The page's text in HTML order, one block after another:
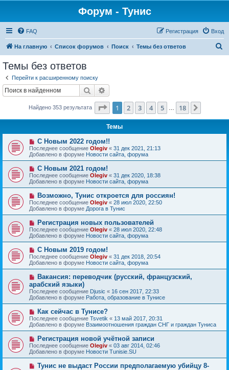
Форум - Тунис
FAQ Вход
Регистрация
На главную Список форумов Поиск Темы без ответов
Темы без ответов
Перейти к расширенному поиску
Поиск
Найдено 353 результата Страница из 18
1 2 3 4 5 18
Темы
Н
о
в
о
с
о
о
б
щ
е
н
и
е
С Новым 2022 годом!!
Последнее сообщение Olegiv « 31 дек 2021, 21:13
Добавлено в форуме Новости сайта, форума
Н
о
в
о
е
с
о
о
б
щ
е
н
и
е
С Новым 2021 годом!
Последнее сообщение Olegiv « 31 дек 2020, 18:38
Добавлено в форуме Новости сайта, форума
Н
о
в
о
е
с
о
о
б
щ
е
н
и
е
Возможно, Тунис откроется для россиян!
Последнее сообщение Olegiv « 28 июл 2020, 22:50
Добавлено в форуме Дорога в Тунис
Н
о
в
о
с
о
о
б
щ
е
н
и
е
Регистрация новых пользователей
Последнее сообщение Olegiv « 28 июл 2020, 22:48
Добавлено в форуме Новости сайта, форума
Н
о
в
о
е
с
о
о
б
щ
е
н
и
е
С Новым 2019 годом!
Последнее сообщение Olegiv « 31 дек 2018, 20:54
Добавлено в форуме Новости сайта, форума
Н
в
о
е
с
о
б
щ
е
н
и
е
Вакансия: переводчик (русский, французский,
арабский языки)
Последнее сообщение Djusic « 16 сен 2017, 22:33
Добавлено в форуме Работа, образование в Тунисе
Н
о
в
о
е
с
о
о
б
щ
Как сейчас в Тунисе?
Последнее сообщение Tsvetik « 13 май 2017, 20:31
Добавлено в форуме Взаимоотношения граждан СНГ и граждан Туниса
Н
о
в
о
е
Регистрация новой учётной записи
Последнее сообщение Olegiv « 03 авг 2014, 02:46
Добавлено в форуме Новости Tunisie.SU
НТунис не выдаст России предполагаемую убийцу 8-